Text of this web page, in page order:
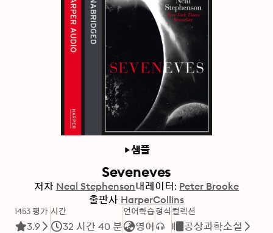
샘플
Seveneves
저자 Neal Stephenson내레이터: Peter Brooke
출판사 HarperCollins
1453 평가
3.9
시간
32 시간 40 분
언어학습
영어
형식 컬렉션
공상과학소설